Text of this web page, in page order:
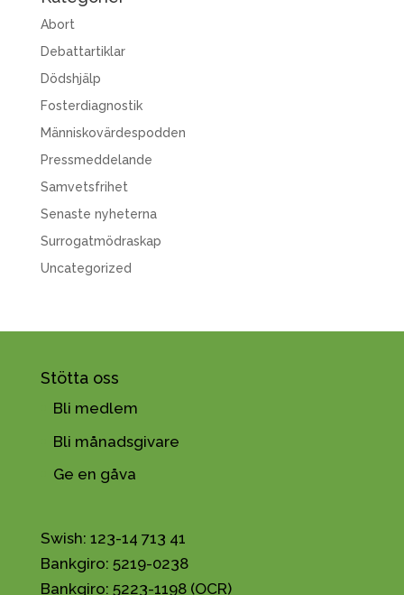
Abort
Debattartiklar
Dödshjälp
Fosterdiagnostik
Människovärdespodden
Pressmeddelande
Samvetsfrihet
Senaste nyheterna
Surrogatmödraskap
Uncategorized
Stötta oss
Bli medlem
Bli månadsgivare
Ge en gåva
Swish: 123-14 713 41
Bankgiro: 5219-0238
Bankgiro: 5223-1198 (OCR)